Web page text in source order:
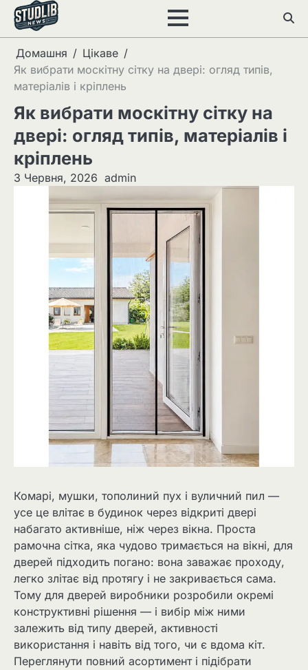
Перейти
вмісту
Домашня
Цікаве
Як вибрати москітну сітку на двері: огляд типів,
матеріалів і кріплень
Як вибрати москітну сітку на
двері: огляд типів, матеріалів і
кріплень
3 Червня, 2026 admin
Комарі, мушки, тополиний пух і вуличний пил —
усе це влітає в будинок через відкриті двері
набагато активніше, ніж через вікна. Проста
рамочна сітка, яка чудово тримається на вікні, для
дверей підходить погано: вона заважає проходу,
легко злітає від протягу і не закривається сама.
Тому для дверей виробники розробили окремі
конструктивні рішення — і вибір між ними
залежить від типу дверей, активності
використання і навіть від того, чи є вдома кіт.
Переглянути повний асортимент і підібрати